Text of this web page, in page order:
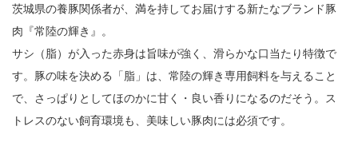
茨城県の養豚関係者が、満を持してお届けする新たなブランド豚
肉『常陸の輝き』。
サシ（脂）が入った赤身は旨味が強く、滑らかな口当たり特徴で
す。豚の味を決める「脂」は、常陸の輝き専用飼料を与えること
で、さっぱりとしてほのかに甘く・良い香りになるのだそう。ス
トレスのない飼育環境も、美味しい豚肉には必須です。